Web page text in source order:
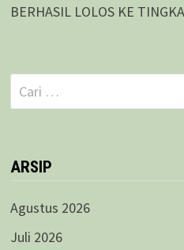
BERHASIL LOLOS KE
Cari
untuk:
ARSIP
Agustus 2026
Juli 2026